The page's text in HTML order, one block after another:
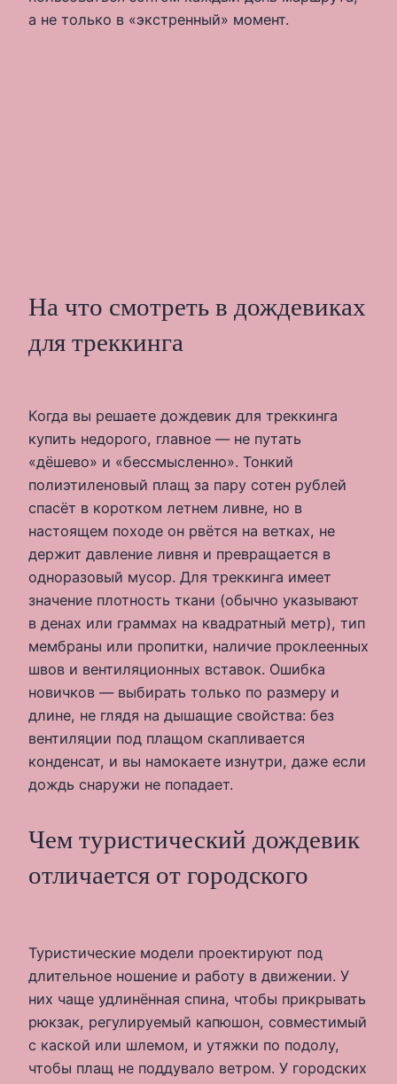
а не только в «экстренный» момент.
На что смотреть в дождевиках
для треккинга
Когда вы решаете дождевик для треккинга
купить недорого, главное — не путать
«дёшево» и «бессмысленно». Тонкий
полиэтиленовый плащ за пару сотен рублей
спасёт в коротком летнем ливне, но в
настоящем походе он рвётся на ветках, не
держит давление ливня и превращается в
одноразовый мусор. Для треккинга имеет
значение плотность ткани (обычно указывают
в денах или граммах на квадратный метр), тип
мембраны или пропитки, наличие проклеенных
швов и вентиляционных вставок. Ошибка
новичков — выбирать только по размеру и
длине, не глядя на дышащие свойства: без
вентиляции под плащом скапливается
конденсат, и вы намокаете изнутри, даже если
дождь снаружи не попадает.
Чем туристический дождевик
отличается от городского
Туристические модели проектируют под
длительное ношение и работу в движении. У
них чаще удлинённая спина, чтобы прикрывать
рюкзак, регулируемый капюшон, совместимый
с каской или шлемом, и утяжки по подолу,
чтобы плащ не поддувало ветром. У городских